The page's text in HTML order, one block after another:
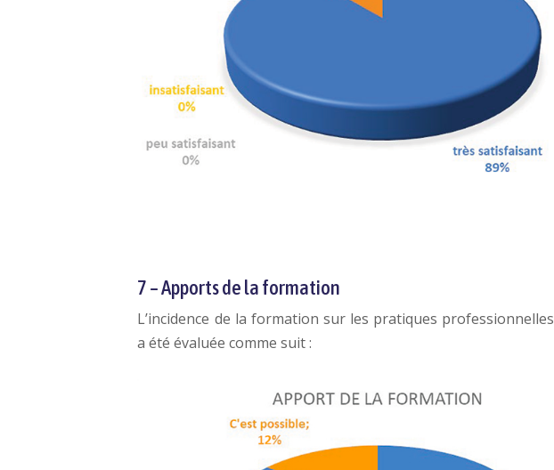
7 – Apports de la formation
L’incidence de la formation sur les pratiques professionnelles
a été évaluée comme suit :